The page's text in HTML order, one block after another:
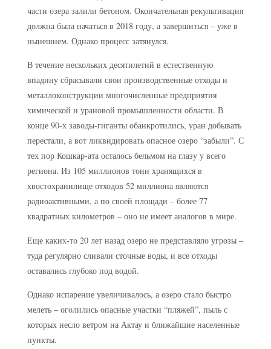
части озера залили бетоном. Окончательная рекультивация
должна была начаться в 2018 году, а завершиться – уже в
нынешнем. Однако процесс затянулся.
В течение нескольких десятилетий в естественную
впадину сбрасывали свои производственные отходы и
металлоконструкции многочисленные предприятия
химической и урановой промышленности области. В
конце 90-х заводы-гиганты обанкротились, уран добывать
перестали, а вот ликвидировать опасное озеро “забыли”. С
тех пор Кошкар-ата осталось бельмом на глазу у всего
региона. Из 105 миллионов тонн хранящихся в
хвостохранилище отходов 52 миллиона являются
радиоактивными, а по своей площади – более 77
квадратных километров – оно не имеет аналогов в мире.
Еще каких-то 20 лет назад озеро не представляло угрозы –
туда регулярно сливали сточные воды, и все отходы
оставались глубоко под водой.
Однако испарение увеличивалось, а озеро стало быстро
мелеть – оголились опасные участки “пляжей”, пыль с
которых несло ветром на Актау и ближайшие населенные
пункты.